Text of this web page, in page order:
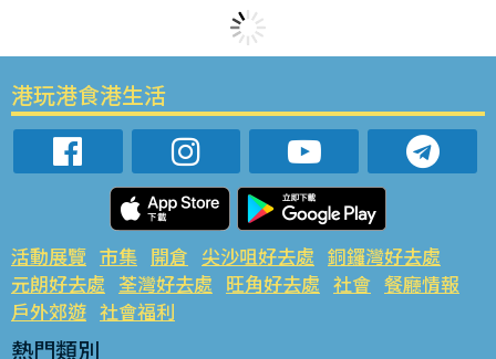
港玩港食港生活
活動展覽 市集 開倉 尖沙咀好去處 銅鑼灣好去處
元朗好去處 荃灣好去處 旺角好去處 社會 餐廳情報
戶外郊遊 社會福利
熱門類別